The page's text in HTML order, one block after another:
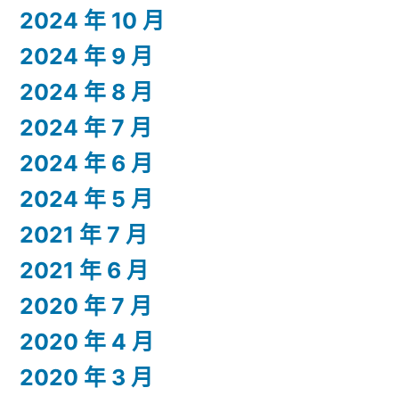
2024 年 10 月
2024 年 9 月
2024 年 8 月
2024 年 7 月
2024 年 6 月
2024 年 5 月
2021 年 7 月
2021 年 6 月
2020 年 7 月
2020 年 4 月
2020 年 3 月